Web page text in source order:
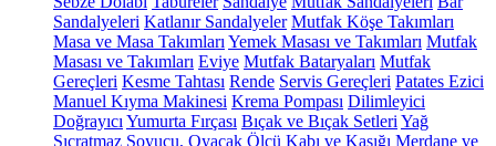
Sandalyeleri Katlanır Sandalyeler Mutfak Köşe Takımları
Masa ve Masa Takımları Yemek Masası ve Takımları Mutfak
Masası ve Takımları Eviye Mutfak Bataryaları Mutfak
Gereçleri Kesme Tahtası Rende Servis Gereçleri Patates Ezici
Manuel Kıyma Makinesi Krema Pompası Dilimleyici
Doğrayıcı Yumurta Fırçası Bıçak ve Bıçak Setleri Yağ
Sıçratmaz Soyucu, Oyacak Ölçü Kabı ve Kaşığı Merdane ve